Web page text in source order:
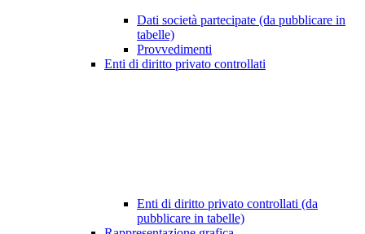
Dati società partecipate (da pubblicare in
tabelle)
Provvedimenti
Enti di diritto privato controllati
Enti di diritto privato controllati (da
pubblicare in tabelle)